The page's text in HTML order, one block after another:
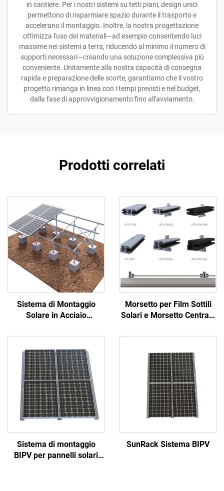
in cantiere. Per i nostri sistemi su tetti piani, design unici
permettono di risparmiare spazio durante il trasporto e
accelerano il montaggio. Inoltre, la nostra progettazione
ottimizza l'uso dei materiali—ad esempio consentendo luci
massime nei sistemi a terra, riducendo al minimo il numero di
supporti necessari—creando una soluzione complessiva più
conveniente. Unitamente alla nostra capacità di consegna
rapida e preparazione delle scorte, garantiamo che il vostro
progetto rimanga in linea con i tempi previsti e nel budget,
dalla fase di approvvigionamento fino all'avviamento.
Prodotti correlati
Sistema di Montaggio
Solare in Acciaio
Morsetto per Film Sottili
Solari e Morsetto Centrale
Sistema di montaggio
BIPV per pannelli solari
SunRack Sistema BIPV